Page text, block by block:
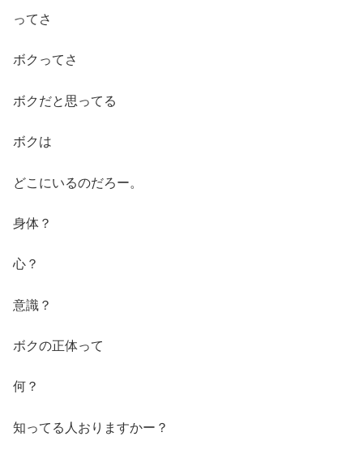
ってさ
ボクってさ
ボクだと思ってる
ボクは
どこにいるのだろー。
身体？
心？
意識？
ボクの正体って
何？
知ってる人おりますかー？